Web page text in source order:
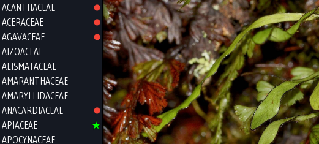
ACANTHACEAE
ACERACEAE
AGAVACEAE
AIZOACEAE
ALISMATACEAE
AMARANTHACEAE
AMARYLLIDACEAE
ANACARDIACEAE
APIACEAE
APOCYNACEAE